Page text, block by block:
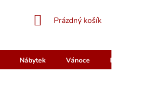
NÁKUPNÍ
Prázdný košík
Nábytek Vánoce
Dárkový